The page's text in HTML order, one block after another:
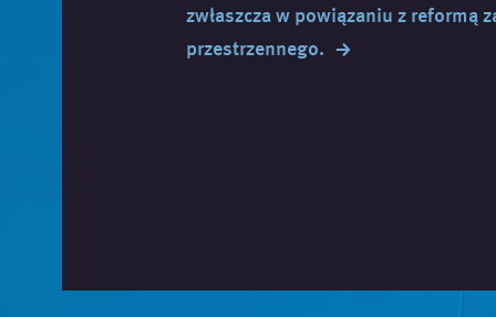
zwłaszcza w powiązaniu z reformą
przestrzennego. →